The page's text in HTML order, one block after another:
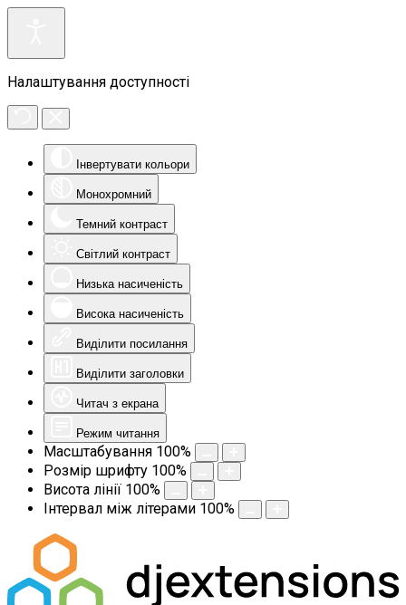
Налаштування доступності
Інвертувати кольори
Монохромний
Темний контраст
Світлий контраст
Низька насиченість
Висока насиченість
Виділити посилання
Виділити заголовки
Читач з екрана
Режим читання
Масштабування 100%
Розмір шрифту 100%
Висота лінії 100%
Інтервал між літерами 100%